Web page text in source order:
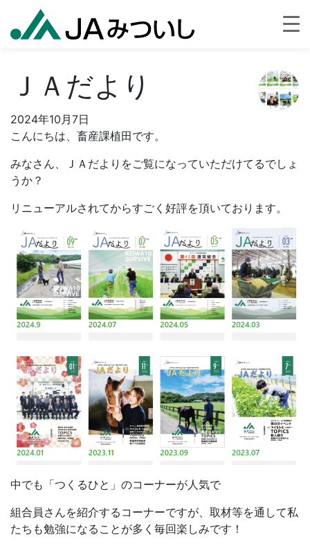
ＪＡだより
2024年10月7日
こんにちは、畜産課植田です。
みなさん、ＪＡだよりをご覧になっていただけてるでしょ
うか？
リニューアルされてからすごく好評を頂いております。
中でも「つくるひと」のコーナーが人気で
組合員さんを紹介するコーナーですが、取材等を通して私
たちも勉強になることが多く毎回楽しみです！